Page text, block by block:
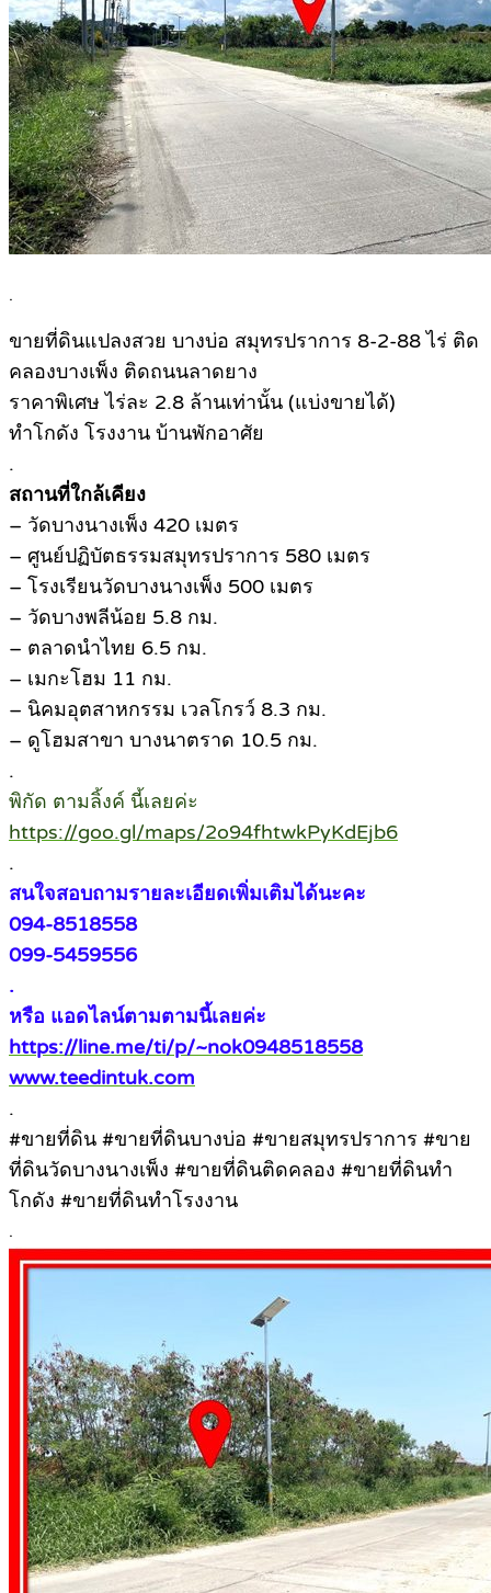
.
ขายที่ดินแปลงสวย บางบ่อ สมุทรปราการ 8-2-88 ไร่ ติด
คลองบางเพ็ง ติดถนนลาดยาง
ราคาพิเศษ ไร่ละ 2.8 ล้านเท่านั้น (แบ่งขายได้)
ทำโกดัง โรงงาน บ้านพักอาศัย
.
สถานที่ใกล้เคียง
– วัดบางนางเพ็ง 420 เมตร
– ศูนย์ปฏิบัตธรรมสมุทรปราการ 580 เมตร
– โรงเรียนวัดบางนางเพ็ง 500 เมตร
– วัดบางพลีน้อย 5.8 กม.
– ตลาดนำไทย 6.5 กม.
– เมกะโฮม 11 กม.
– นิคมอุตสาหกรรม เวลโกรว์ 8.3 กม.
– ดูโฮมสาขา บางนาตราด 10.5 กม.
.
พิกัด ตามลิ้งค์ นี้เลยค่ะ
https://goo.gl/maps/2o94fhtwkPyKdEjb6
.
สนใจสอบถามรายละเอียดเพิ่มเติมได้นะคะ
094-8518558
099-5459556
.
หรือ แอดไลน์ตามตามนี้เลยค่ะ
https://line.me/ti/p/~nok0948518558
www.teedintuk.com
.
#ขายที่ดิน #ขายที่ดินบางบ่อ #ขายสมุทรปราการ #ขาย
ที่ดินวัดบางนางเพ็ง #ขายที่ดินติดคลอง #ขายที่ดินทำ
โกดัง #ขายที่ดินทำโรงงาน
.